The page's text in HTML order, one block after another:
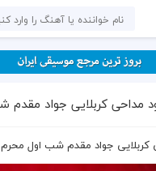
کربلایی جواد مقدم شب اول محرم ۱۳۹۵